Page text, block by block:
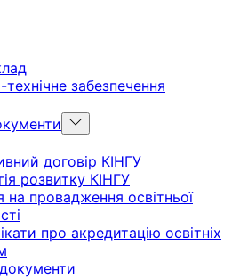
забезпечення
Show
sub
договір КІНГУ
розвитку КІНГУ
на провадження освітньої
про акредитацію освітніх